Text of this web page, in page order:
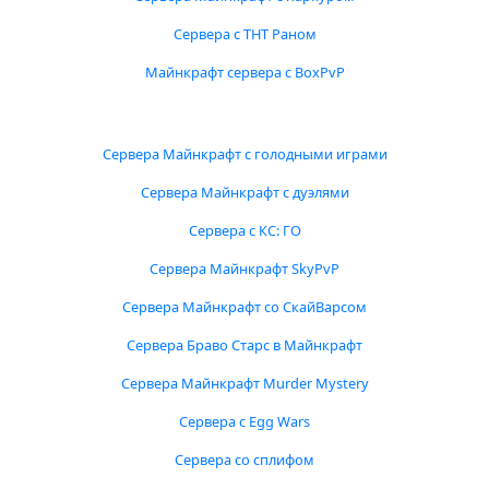
Сервера с ТНТ Раном
Майнкрафт сервера с BoxPvP
Сервера Майнкрафт с голодными играми
Сервера Майнкрафт с дуэлями
Сервера с КС: ГО
Сервера Майнкрафт SkyPvP
Сервера Майнкрафт со СкайВарсом
Сервера Браво Старс в Майнкрафт
Сервера Майнкрафт Murder Mystery
Сервера с Egg Wars
Сервера со сплифом